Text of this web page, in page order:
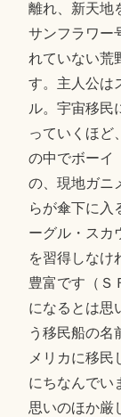
離れ、新天地
サンフラワー
れていない荒
す。主人公は
ル。宇宙移民
っていくほど
の中でボーイ
の、現地ガニ
らが傘下に入
ーグル・スカ
を習得しなけ
豊富です（Ｓ
になるとは思
う移民船の名
メリカに移民
にちなんでい
思いのほか厳